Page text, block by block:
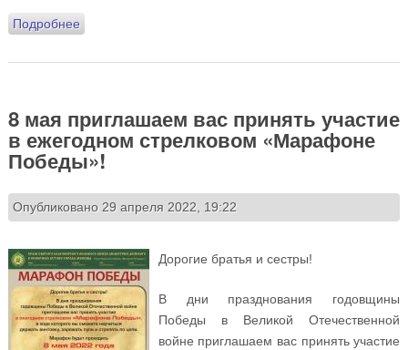
Подробнеео 10 мая приглашаем в киноклуб на просмотр
8 мая приглашаем вас принять участие
в ежегодном стрелковом «Марафоне
Победы»!
Опубликовано 29 апреля 2022, 19:22
Дорогие братья и сестры!
В дни празднования годовщины
Победы в Великой Отечественной
войне приглашаем вас принять участие